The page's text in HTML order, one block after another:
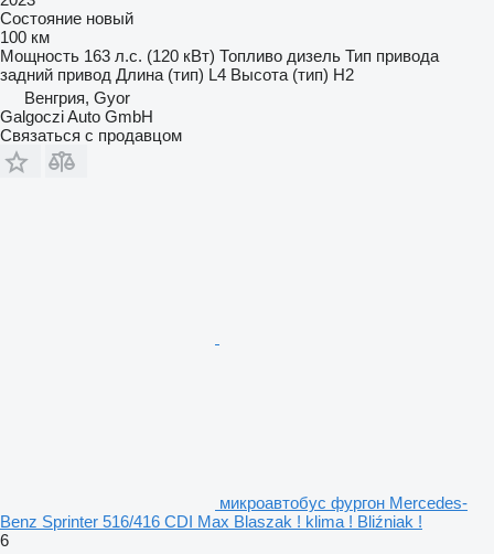
Состояние новый
100 км
Мощность 163 л.с. (120 кВт) Топливо дизель Тип привода
задний привод Длина (тип) L4 Высота (тип) H2
Венгрия, Gyor
Galgoczi Auto GmbH
Связаться с продавцом
микроавтобус фургон Mercedes-
Benz Sprinter 516/416 CDI Max Blaszak ! klima ! Bliźniak !
6